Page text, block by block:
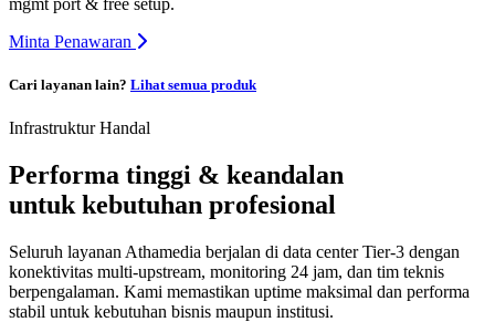
Minta Penawaran
Cari layanan lain? Lihat semua produk
Infrastruktur Handal
Performa tinggi & keandalan
untuk kebutuhan profesional
Seluruh layanan Athamedia berjalan di data center Tier-3 dengan
konektivitas multi-upstream, monitoring 24 jam, dan tim teknis
berpengalaman. Kami memastikan uptime maksimal dan performa
stabil untuk kebutuhan bisnis maupun institusi.